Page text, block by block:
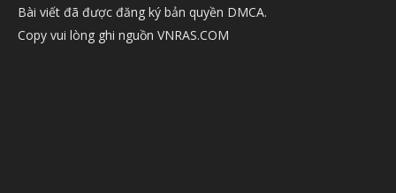
Bài viết đã được đăng ký bản quyền DMCA.
Copy vui lòng ghi nguồn VNRAS.COM